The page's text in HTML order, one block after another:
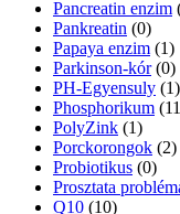
Pancreatin enzim
Pankreatin (0)
Papaya enzim (1)
Parkinson-kór (0)
PH-Egyensuly (1)
Phosphorikum
PolyZink (1)
Porckorongok (2)
Probiotikus (0)
Prosztata
Q10 (10)